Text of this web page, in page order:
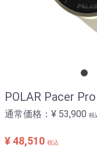
POLAR Pacer
通常価格： ¥ 53,900 税
¥ 48,510 税込